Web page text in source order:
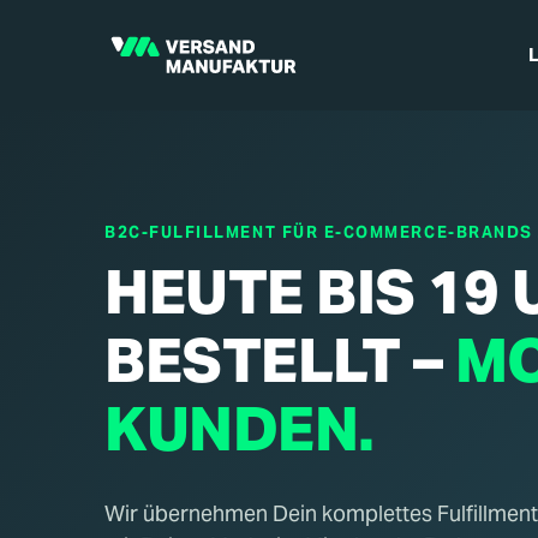
B2C-FULFILLMENT FÜR E-COMMERCE-
HEUTE BIS 19
BESTELLT –
KUNDEN.
Wir übernehmen Dein komplettes